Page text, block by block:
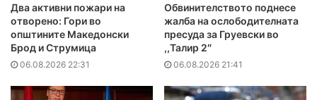
Два активни пожари на
отворено: Гори во
општините Македонски
Брод и Струмица
06.08.2026 22:31
Обвинителството поднесе
жалба на ослободителната
пресуда за Груевски во
,,Талир 2″
06.08.2026 21:41